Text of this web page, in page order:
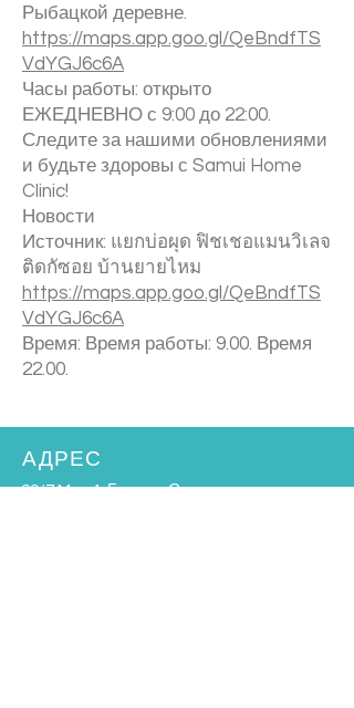
Рыбацкой деревне.
https://maps.app.goo.gl/QeBndfTS
VdYGJ6c6A
Часы работы: открыто
ЕЖЕДНЕВНО с 9:00 до 22:00.
Следите за нашими обновлениями
и будьте здоровы с Samui Home
Clinic!
Новости
Источник: แยกบ่อผุด ฟิชเชอแมนวิเลจ
ติดกัซอย บ้านยายไหม
https://maps.app.goo.gl/QeBndfTS
VdYGJ6c6A
Время: Время работы: 9.00. Время
22.00.
АДРЕС
29/7 Moo 4, Бопхут, Самуи,